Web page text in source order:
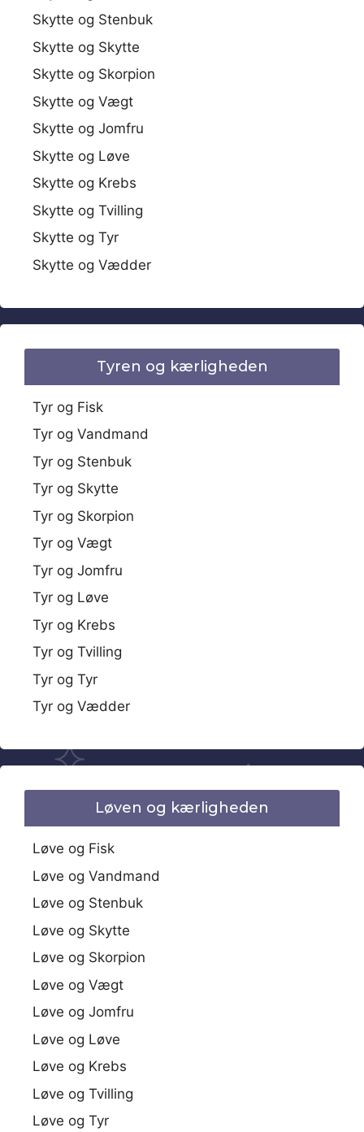
Skytte og Stenbuk
Skytte og Skytte
Skytte og Skorpion
Skytte og Vægt
Skytte og Jomfru
Skytte og Løve
Skytte og Krebs
Skytte og Tvilling
Skytte og Tyr
Skytte og Vædder
Tyren og kærligheden
Tyr og Fisk
Tyr og Vandmand
Tyr og Stenbuk
Tyr og Skytte
Tyr og Skorpion
Tyr og Vægt
Tyr og Jomfru
Tyr og Løve
Tyr og Krebs
Tyr og Tvilling
Tyr og Tyr
Tyr og Vædder
Løven og kærligheden
Løve og Fisk
Løve og Vandmand
Løve og Stenbuk
Løve og Skytte
Løve og Skorpion
Løve og Vægt
Løve og Jomfru
Løve og Løve
Løve og Krebs
Løve og Tvilling
Løve og Tyr